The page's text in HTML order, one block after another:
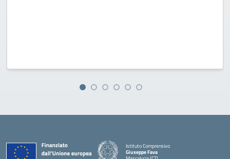
Istituto Comprensivo
Giuseppe Fava